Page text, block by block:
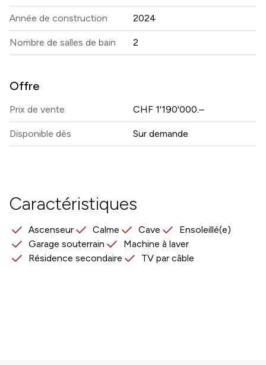
Année de construction 2024
Nombre de salles de bain 2
Offre
Prix ​​de vente CHF 1'190'000.–
Disponible dès Sur demande
Caractéristiques
Ascenseur Calme Cave
Ensoleillé(e)
Garage souterrain
Machine à laver
Résidence secondaire
TV par câble